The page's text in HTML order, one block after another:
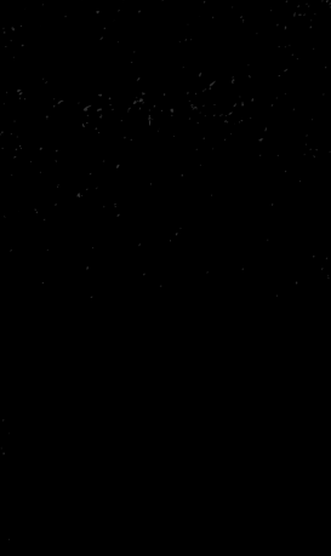
Wat anderen zeggen
Nakama is die echte shit om te gaan
- Florian